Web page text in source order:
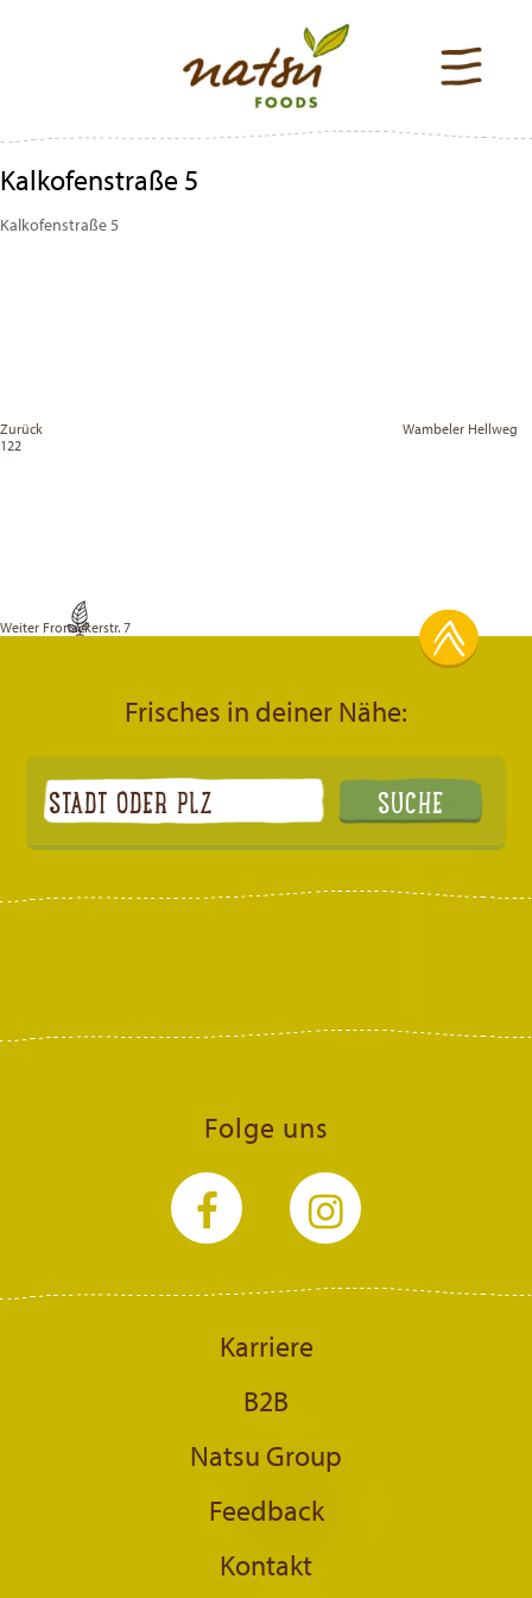
Kalkofenstraße 5
Kalkofenstraße 5
Zurück
Wambeler Hellweg
122
Weiter Fronackerstr. 7
Frisches in deiner Nähe:
Folge uns
Karriere
B2B
Natsu Group
Feedback
Kontakt